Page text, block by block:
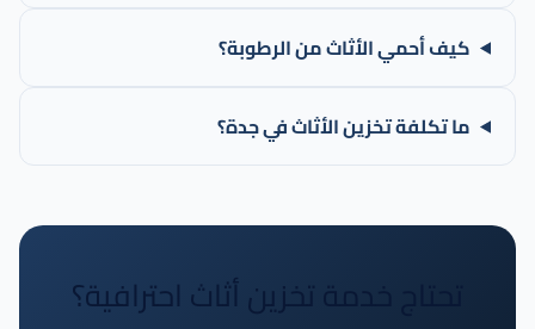
كيف أحمي الأثاث من الرطوبة؟
ما تكلفة تخزين الأثاث في جدة؟
تحتاج خدمة تخزين أثاث احترافية؟